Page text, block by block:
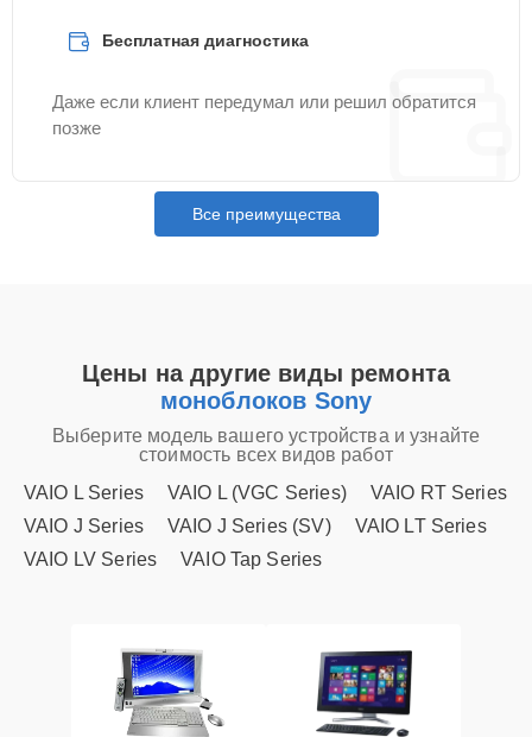
Бесплатная диагностика
Даже если клиент передумал или решил обратится
позже
Все преимущества
Цены на другие виды ремонта
моноблоков Sony
Выберите модель вашего устройства и узнайте
стоимость всех видов работ
VAIO L Series
VAIO L (VGC Series)
VAIO RT Series
VAIO J Series
VAIO J Series (SV)
VAIO LT Series
VAIO LV Series
VAIO Tap Series